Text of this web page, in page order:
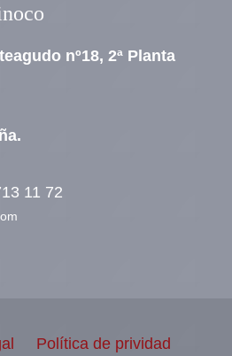
nº18, 2ª Planta
11 72
Política de prividad